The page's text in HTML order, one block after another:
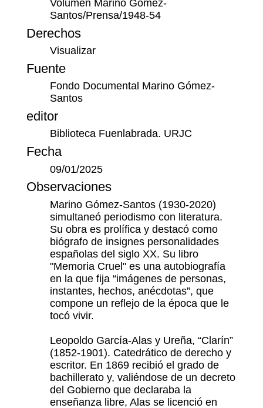
Volumen Marino Gómez-
Santos/Prensa/1948-54
Derechos
Visualizar
Fuente
Fondo Documental Marino Gómez-
Santos
editor
Biblioteca Fuenlabrada. URJC
Fecha
09/01/2025
Observaciones
Marino Gómez-Santos (1930-2020)
simultaneó periodismo con literatura.
Su obra es prolífica y destacó como
biógrafo de insignes personalidades
españolas del siglo XX. Su libro
"Memoria Cruel" es una autobiografía
en la que fija “imágenes de personas,
instantes, hechos, anécdotas”, que
compone un reflejo de la época que le
tocó vivir.
Leopoldo García-Alas y Ureña, “Clarín”
(1852-1901). Catedrático de derecho y
escritor. En 1869 recibió el grado de
bachillerato y, valiéndose de un decreto
del Gobierno que declaraba la
enseñanza libre, Alas se licenció en